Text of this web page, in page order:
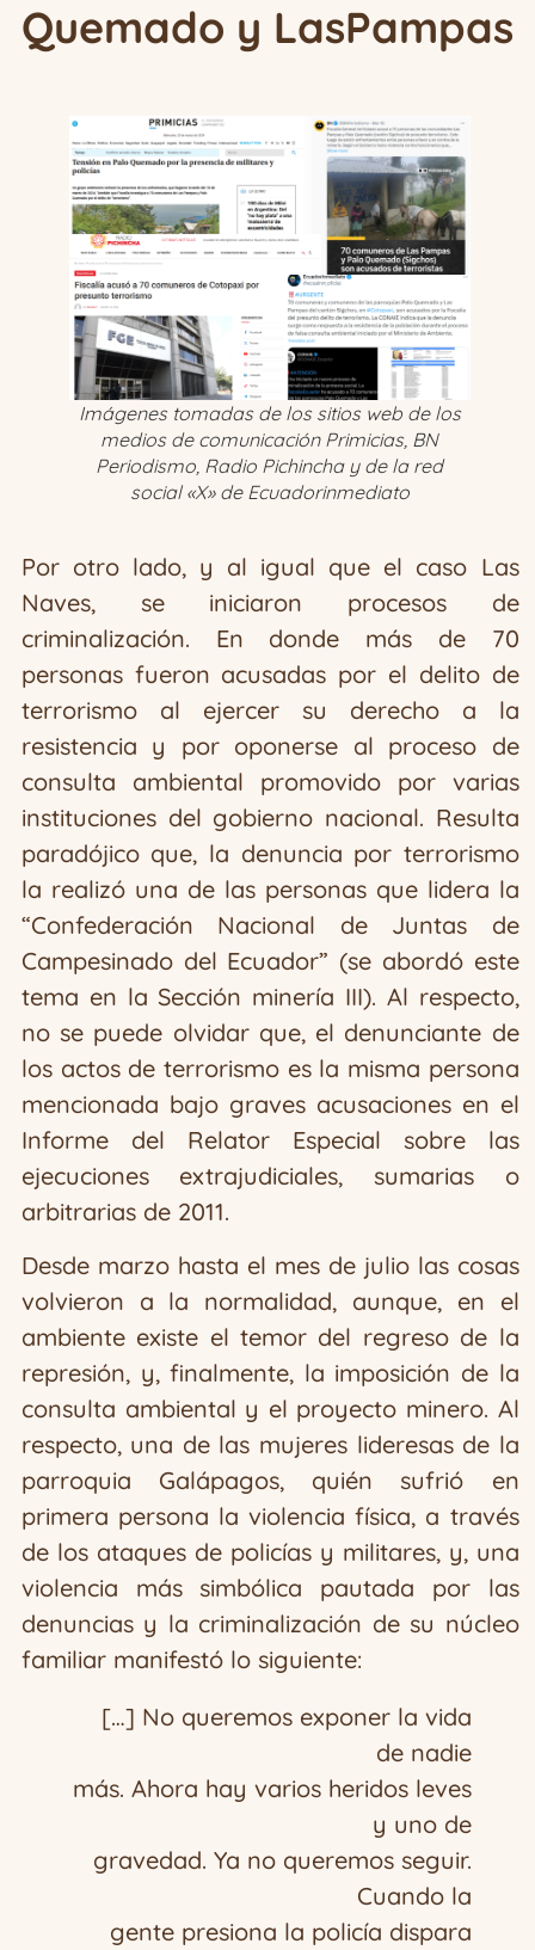
Quemado y LasPampas
Imágenes tomadas de los sitios web de los
medios de comunicación Primicias, BN
Periodismo, Radio Pichincha y de la red
social «X» de Ecuadorinmediato
Por otro lado, y al igual que el caso Las
Naves, se iniciaron procesos de
criminalización. En donde más de 70
personas fueron acusadas por el delito de
terrorismo al ejercer su derecho a la
resistencia y por oponerse al proceso de
consulta ambiental promovido por varias
instituciones del gobierno nacional. Resulta
paradójico que, la denuncia por terrorismo
la realizó una de las personas que lidera la
“Confederación Nacional de Juntas de
Campesinado del Ecuador” (se abordó este
tema en la Sección minería III). Al respecto,
no se puede olvidar que, el denunciante de
los actos de terrorismo es la misma persona
mencionada bajo graves acusaciones en el
Informe del Relator Especial sobre las
ejecuciones extrajudiciales, sumarias o
arbitrarias de 2011.
Desde marzo hasta el mes de julio las cosas
volvieron a la normalidad, aunque, en el
ambiente existe el temor del regreso de la
represión, y, finalmente, la imposición de la
consulta ambiental y el proyecto minero. Al
respecto, una de las mujeres lideresas de la
parroquia Galápagos, quién sufrió en
primera persona la violencia física, a través
de los ataques de policías y militares, y, una
violencia más simbólica pautada por las
denuncias y la criminalización de su núcleo
familiar manifestó lo siguiente:
[…] No queremos exponer la vida
de nadie
más. Ahora hay varios heridos leves
y uno de
gravedad. Ya no queremos seguir.
Cuando la
gente presiona la policía dispara